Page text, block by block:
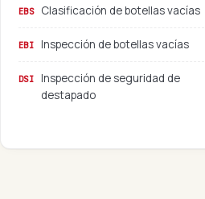
EBS Clasificación de botellas vacías
EBI Inspección de botellas vacías
DSI
Inspección de seguridad de
destapado